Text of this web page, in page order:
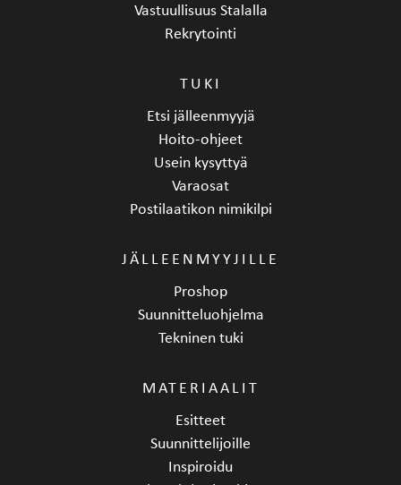
Vastuullisuus Stalalla
Rekrytointi
TUKI
Etsi jälleenmyyjä
Hoito-ohjeet
Usein kysyttyä
Varaosat
Postilaatikon nimikilpi
JÄLLEENMYYJILLE
Proshop
Suunnitteluohjelma
Tekninen tuki
MATERIAALIT
Esitteet
Suunnittelijoille
Inspiroidu